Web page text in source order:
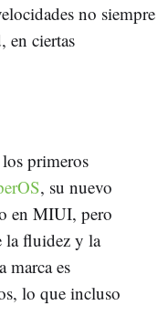
no siempre
en ciertas
primeros
, su nuevo
en MIUI, pero
la fluidez y la
marca es
lo que incluso